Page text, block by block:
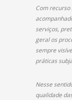
Com
serviços,
geral os
sempre
práticas
Nesse
qualidade